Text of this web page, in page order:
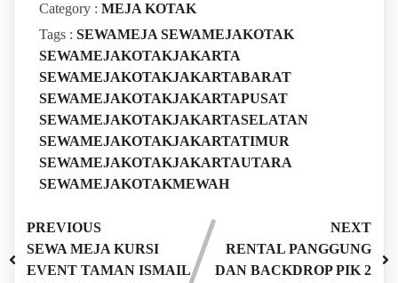
Category : MEJA KOTAK
Tags : SEWAMEJA SEWAMEJAKOTAK
SEWAMEJAKOTAKJAKARTA
SEWAMEJAKOTAKJAKARTABARAT
SEWAMEJAKOTAKJAKARTAPUSAT
SEWAMEJAKOTAKJAKARTASELATAN
SEWAMEJAKOTAKJAKARTATIMUR
SEWAMEJAKOTAKJAKARTAUTARA
SEWAMEJAKOTAKMEWAH
PREVIOUS
SEWA MEJA KURSI
EVENT TAMAN ISMAIL
NEXT
RENTAL PANGGUNG
DAN BACKDROP PIK 2